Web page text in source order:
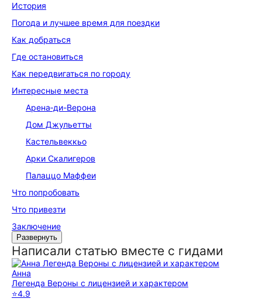
История
Погода и лучшее время для поездки
Как добраться
Где остановиться
Как передвигаться по городу
Интересные места
Арена‑ди-Верона
Дом Джульетты
Кастельвеккьо
Арки Скалигеров
Палаццо Маффеи
Что попробовать
Что привезти
Заключение
Развернуть
Написали статью вместе с гидами
Анна
Легенда Вероны с лицензией и характером
⭐4.9